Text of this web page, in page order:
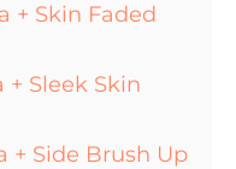
+ Skin Faded
+ Sleek Skin
+ Side Brush Up